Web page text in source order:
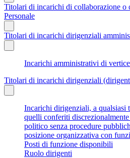
Titolari di incarichi di collaborazione o
Personale
Titolari di incarichi dirigenziali
Incarichi amministrativi di
Titolari di incarichi dirigenziali
Incarichi dirigenziali, a
quelli conferiti
politico senza procedure
posizione organizzativa con
Posti di funzione disponibili
Ruolo dirigenti